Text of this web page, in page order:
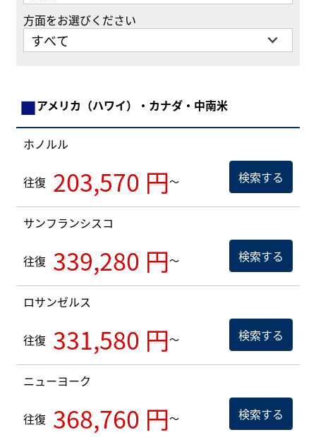
方面をお選びください
■アメリカ（ハワイ）・カナダ・中南米
ホノルル
往復 203,570 円～ 検索する
サンフランシスコ
往復 339,280 円～ 検索する
ロサンゼルス
往復 331,580 円～ 検索する
ニューヨーク
往復 368,760 円～ 検索する